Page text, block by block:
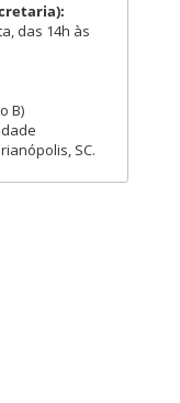
das 14h às
B)
SC.